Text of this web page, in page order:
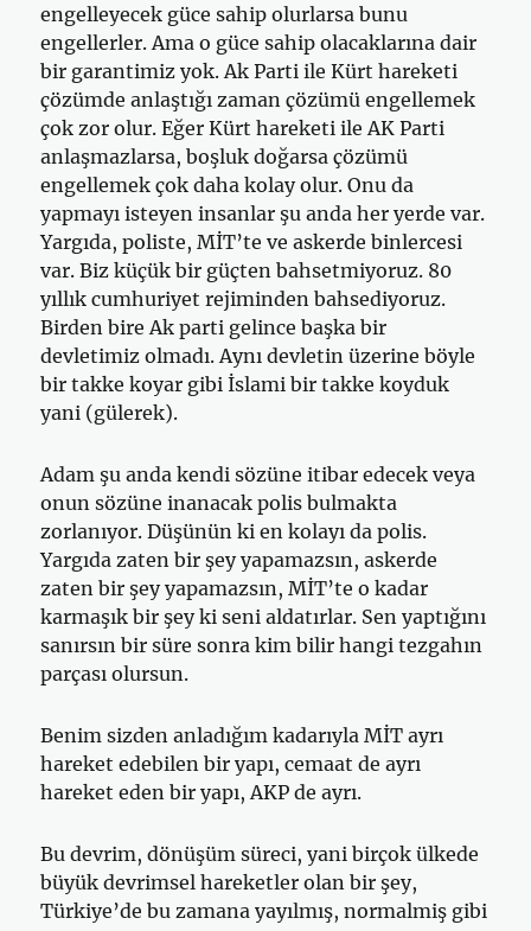
engelleyecek güce sahip olurlarsa bunu
engellerler. Ama o güce sahip olacaklarına dair
bir garantimiz yok. Ak Parti ile Kürt hareketi
çözümde anlaştığı zaman çözümü engellemek
çok zor olur. Eğer Kürt hareketi ile AK Parti
anlaşmazlarsa, boşluk doğarsa çözümü
engellemek çok daha kolay olur. Onu da
yapmayı isteyen insanlar şu anda her yerde var.
Yargıda, poliste, MİT’te ve askerde binlercesi
var. Biz küçük bir güçten bahsetmiyoruz. 80
yıllık cumhuriyet rejiminden bahsediyoruz.
Birden bire Ak parti gelince başka bir
devletimiz olmadı. Aynı devletin üzerine böyle
bir takke koyar gibi İslami bir takke koyduk
yani (gülerek).
Adam şu anda kendi sözüne itibar edecek veya
onun sözüne inanacak polis bulmakta
zorlanıyor. Düşünün ki en kolayı da polis.
Yargıda zaten bir şey yapamazsın, askerde
zaten bir şey yapamazsın, MİT’te o kadar
karmaşık bir şey ki seni aldatırlar. Sen yaptığını
sanırsın bir süre sonra kim bilir hangi tezgahın
parçası olursun.
Benim sizden anladığım kadarıyla MİT ayrı
hareket edebilen bir yapı, cemaat de ayrı
hareket eden bir yapı, AKP de ayrı.
Bu devrim, dönüşüm süreci, yani birçok ülkede
büyük devrimsel hareketler olan bir şey,
Türkiye’de bu zamana yayılmış, normalmiş gibi